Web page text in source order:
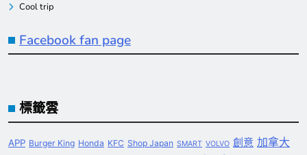
Cool trip
Facebook fan page
標籤雲
APP Burger King Honda KFC Shop Japan SMART VOLVO 創意 加拿大